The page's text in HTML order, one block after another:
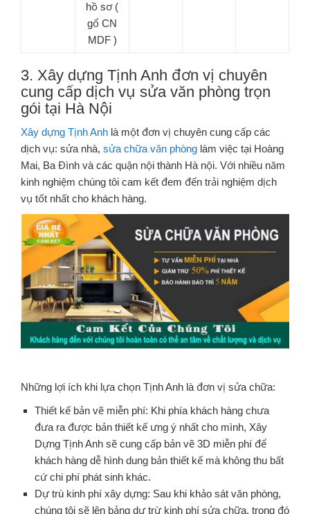
hồ sơ (
gổ CN
MDF )
3. Xây dựng Tịnh Anh đơn vị chuyên
cung cấp dịch vụ sửa văn phòng trọn
gói tại Hà Nội
Xây dựng Tịnh Anh là một đơn vị chuyên cung cấp các
dịch vụ: sửa nhà, sửa chữa văn phòng làm việc tại Hoàng
Mai, Ba Đình và các quận nội thành Hà nội. Với nhiều năm
kinh nghiệm chúng tôi cam kết đem đến trải nghiệm dịch
vụ tốt nhất cho khách hàng.
Những lợi ích khi lựa chọn Tịnh Anh là đơn vị sửa chữa:
Thiết kế bản vẽ miễn phí: Khi phía khách hàng chưa
đưa ra được bản thiết kế ưng ý nhất cho mình, Xây
Dựng Tịnh Anh sẽ cung cấp bản vẽ 3D miễn phí để
khách hàng dễ hình dung bản thiết kế mà không thu bất
cứ chi phí phát sinh khác.
Dự trù kinh phí xây dựng: Sau khi khảo sát văn phòng,
chúng tôi sẽ lên bảng dự trừ kinh phí sửa chữa, trong đó